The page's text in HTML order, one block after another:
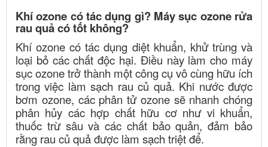
Khí ozone có tác dụng gì? Máy sục ozone rửa
rau quả có tốt không?
Khí ozone có tác dụng diệt khuẩn, khử trùng và
loại bỏ các chất độc hại. Điều này làm cho máy
sục ozone trở thành một công cụ vô cùng hữu ích
trong việc làm sạch rau củ quả. Khi nước được
bơm ozone, các phân tử ozone sẽ nhanh chóng
phân hủy các hợp chất hữu cơ như vi khuẩn,
thuốc trừ sâu và các chất bảo quản, đảm bảo
rằng rau củ quả được làm sạch triệt để.